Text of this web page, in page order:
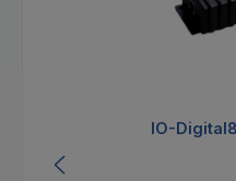
IO-